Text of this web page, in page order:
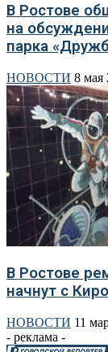
В Ростове
на
парка
НОВОСТИ 8 мая
В Ростове
начнут с
НОВОСТИ 11
- реклама -